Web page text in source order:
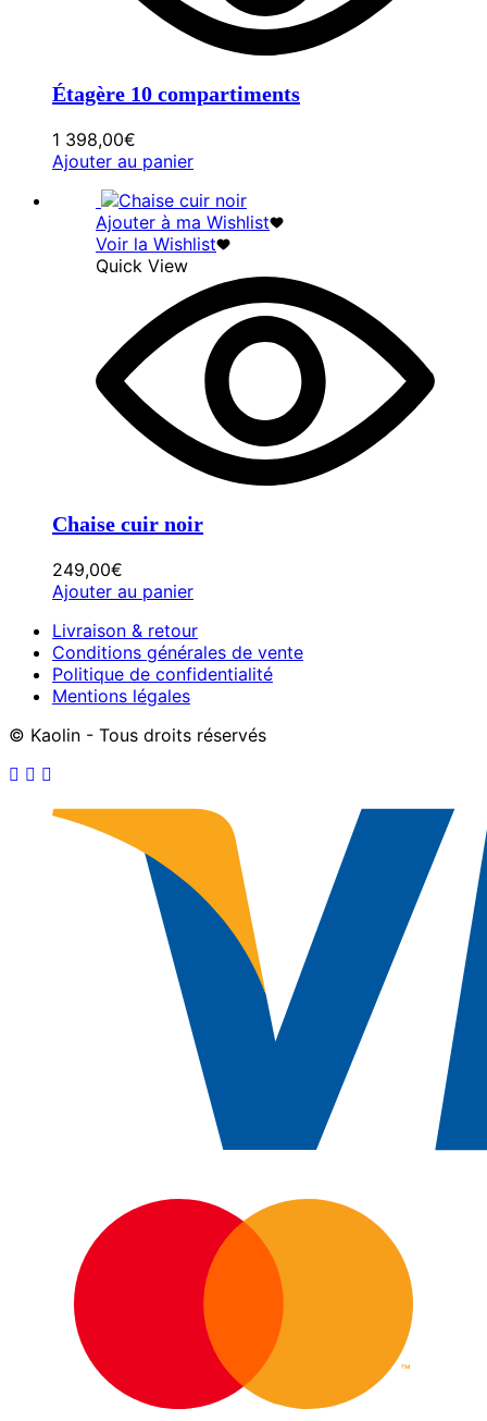
Étagère 10 compartiments
1 398,00€
Ajouter au panier
Ajouter à ma Wishlist
Voir la Wishlist
Quick View
Chaise cuir noir
249,00€
Ajouter au panier
Livraison & retour
Conditions générales de vente
Politique de confidentialité
Mentions légales
© Kaolin - Tous droits réservés